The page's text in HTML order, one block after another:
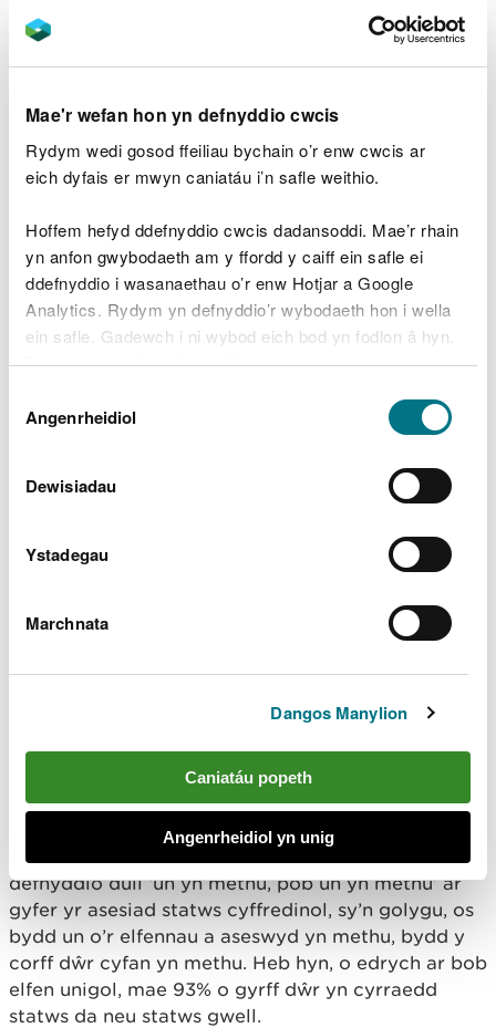
Mae'r wefan hon yn defnyddio cwcis
Rydym wedi gosod ffeiliau bychain o’r enw cwcis ar
eich dyfais er mwyn caniatáu i’n safle weithio.
Hoffem hefyd ddefnyddio cwcis dadansoddi. Mae’r rhain
yn anfon gwybodaeth am y ffordd y caiff ein safle ei
ddefnyddio i wasanaethau o’r enw Hotjar a Google
Analytics. Rydym yn defnyddio’r wybodaeth hon i wella
ein safle. Gadewch i ni wybod eich bod yn fodlon â hyn.
Byddwn yn defnyddio cwci i gadw eich dewis.
Gellirdarllen mwy am ein cwcis cyn i chi ddewis.
Caniatâd
Angenrheidiol
Dewisiadau
Ystadegau
Marchnata
Dangos Manylion
Caniatáu popeth
Angenrheidiol yn unig
Cymru wedi dod â chynrychiolwyr pwysig o
gweithredu i alluogi datblygiadau tai mewn
Mae hyn yn cynnwys prosiect helaeth dan
amgylcheddol gollyngiadau dŵr gwastraff mwy
mewn dalgylchoedd ACA. Mae CNC wedi amrywio
cyfanswm o 162 o drwyddedau i gynnwys terfyn
ffosfforws neu dynhau terfyn ffosfforws – naill ai ar
unwaith neu o fewn rhaglenni rheoli asedau Dŵr
Cymru.
Mae’r gwaith hwn wedi bod yn hanfodol i hysbysu
ynghylch lle mae capasiti ar gyfer datblygiadau tai
newydd, heb ychwanegu at y llwyth ffosfforws
barod.
Gyfarwyddeb Fframwaith Dŵr
hefyd yn cael eu
Mae’r rhain yn dangos bod ansawdd dŵr yn parhau
ar lefel gyson, gyda 40% o gyrff dŵr ar statws
cyffredinol da neu well. Mae hyn yr un fath â
dosbarthiad diweddaraf CNC yn 2021, ond yn
cynrychioli gwelliant o 3% ers 2015, a 8% ers 2009.
Mae Rheoliadau’r Gyfarwyddeb Fframwaith Dŵr yn
defnyddio dull ‘un yn methu, pob un yn methu’ ar
gyfer yr asesiad statws cyffredinol, sy’n golygu, os
bydd un o’r elfennau a aseswyd yn methu, bydd y
corff dŵr cyfan yn methu. Heb hyn, o edrych ar bob
elfen unigol, mae 93% o gyrff dŵr yn cyrraedd
statws da neu statws gwell.